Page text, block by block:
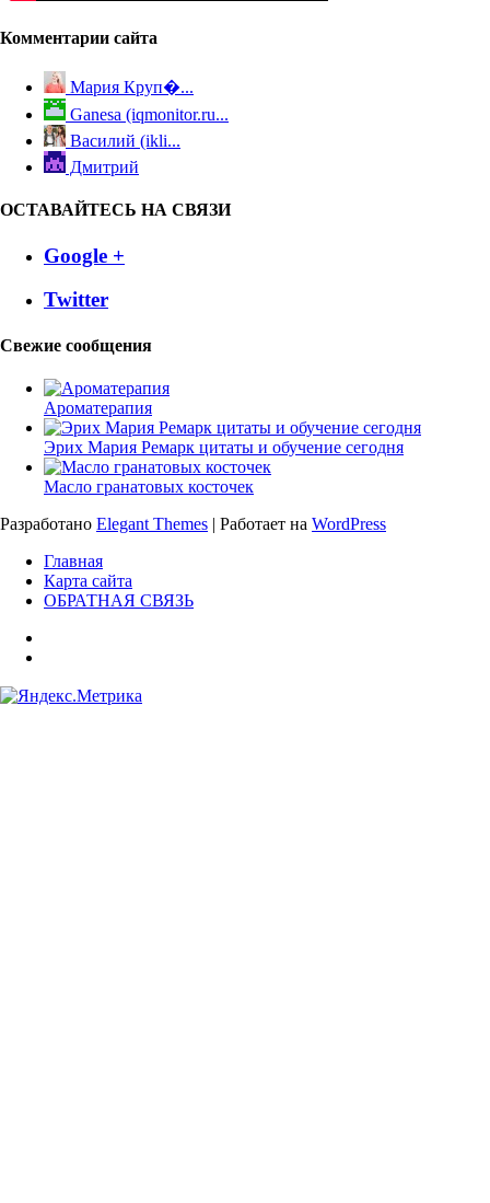
Комментарии сайта
Мария Круп�...
Ganesa (iqmonitor.ru...
Василий (ikli...
Дмитрий
ОСТАВАЙТЕСЬ НА СВЯЗИ
Google +
Twitter
Свежие сообщения
Ароматерапия
Эрих Мария Ремарк цитаты и обучение сегодня
Масло гранатовых косточек
Разработано Elegant Themes | Работает на WordPress
Главная
Карта сайта
ОБРАТНАЯ СВЯЗЬ